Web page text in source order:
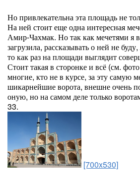
Но привлекательна эта площадь не
На ней стоит еще одна интересная
Амир-Чахмак. Но так как мечетями я
загрузила, рассказывать о ней не
то как раз на площади выглядит
Стоит такая в сторонке и всё (см.
многие, кто не в курсе, за эту самую
шикарнейшие ворота, внешне очень
оную, но на самом деле только
33.
[700x530]